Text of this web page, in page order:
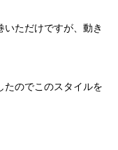
ただけですが、動き
たのでこのスタイルを